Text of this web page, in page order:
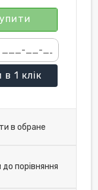
в 1 клік
в обране
порівняння